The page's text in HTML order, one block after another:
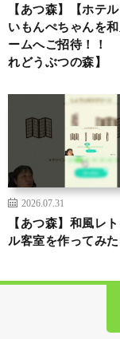
【あつ森】【ホテ
いもんぺちゃんを
ームへご招待！！
れどうぶつの森】
2026.07.31
【あつ森】和風レ
ル客室を作ってみた